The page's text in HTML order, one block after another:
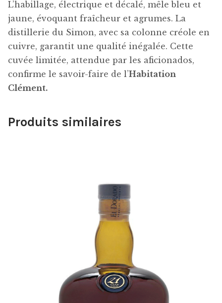
L’habillage, électrique et décalé, mêle bleu et
jaune, évoquant fraîcheur et agrumes. La
distillerie du Simon, avec sa colonne créole en
cuivre, garantit une qualité inégalée. Cette
cuvée limitée, attendue par les aficionados,
confirme le savoir-faire de l’Habitation
Clément.
Produits similaires